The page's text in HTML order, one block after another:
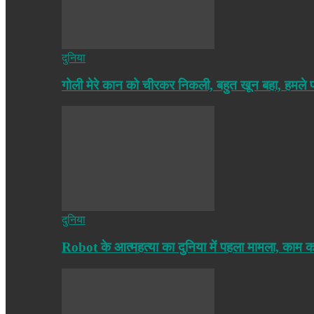
दुनिया
गोली मेरे कान को चीरकर निकली, बहुत खून बहा, हमले
दुनिया
Robot के आत्महत्या का दुनिया में पहला मामला, काम